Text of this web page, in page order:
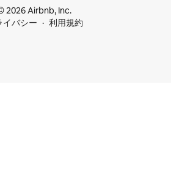
2026 Airbnb, Inc.
イバシー
利用規約